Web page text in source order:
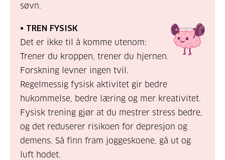
søvn.
• TREN FYSISK
Det er ikke til å komme utenom:
Trener du kroppen, trener du hjernen.
Forskning levner ingen tvil.
Regelmessig fysisk aktivitet gir bedre
hukommelse, bedre læring og mer kreativitet.
Fysisk trening gjør at du mestrer stress bedre,
og det reduserer risikoen for depresjon og
demens. Så finn fram joggeskoene, gå ut og
luft hodet.